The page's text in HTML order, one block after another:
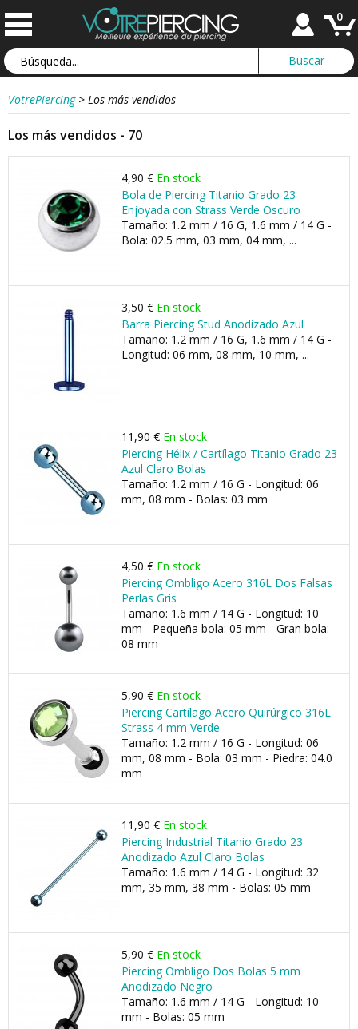
0
VotrePiercing > Los más vendidos
Los más vendidos - 70
4,90 € En stock
Bola de Piercing Titanio Grado 23
Enjoyada con Strass Verde Oscuro
Tamaño: 1.2 mm / 16 G, 1.6 mm / 14 G -
Bola: 02.5 mm, 03 mm, 04 mm, ...
3,50 € En stock
Barra Piercing Stud Anodizado Azul
Tamaño: 1.2 mm / 16 G, 1.6 mm / 14 G -
Longitud: 06 mm, 08 mm, 10 mm, ...
11,90 € En stock
Piercing Hélix / Cartílago Titanio Grado 23
Azul Claro Bolas
Tamaño: 1.2 mm / 16 G - Longitud: 06
mm, 08 mm - Bolas: 03 mm
4,50 € En stock
Piercing Ombligo Acero 316L Dos Falsas
Perlas Gris
Tamaño: 1.6 mm / 14 G - Longitud: 10
mm - Pequeña bola: 05 mm - Gran bola:
08 mm
5,90 € En stock
Piercing Cartílago Acero Quirúrgico 316L
Strass 4 mm Verde
Tamaño: 1.2 mm / 16 G - Longitud: 06
mm, 08 mm - Bola: 03 mm - Piedra: 04.0
mm
11,90 € En stock
Piercing Industrial Titanio Grado 23
Anodizado Azul Claro Bolas
Tamaño: 1.6 mm / 14 G - Longitud: 32
mm, 35 mm, 38 mm - Bolas: 05 mm
5,90 € En stock
Piercing Ombligo Dos Bolas 5 mm
Anodizado Negro
Tamaño: 1.6 mm / 14 G - Longitud: 10
mm - Bolas: 05 mm